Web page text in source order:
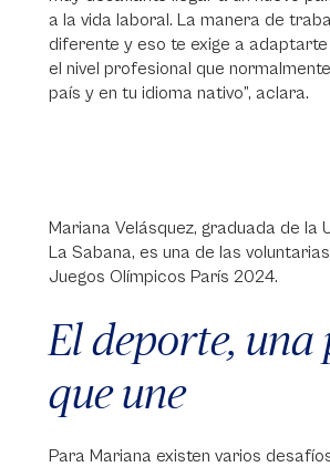
a la vida laboral. La manera de
diferente y eso te exige a
el nivel profesional que
país y en tu idioma nativo”, aclara.
Mariana Velásquez, graduada de la
La Sabana, es una de las
Juegos Olímpicos París 2024.
El deporte, una
que une
Para Mariana existen varios